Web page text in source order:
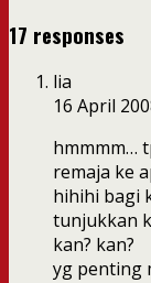
17 responses
lia
16 April
hmmmm…
remaja ke
hihihi bagi
tunjukkan
kan? kan?
yg penting